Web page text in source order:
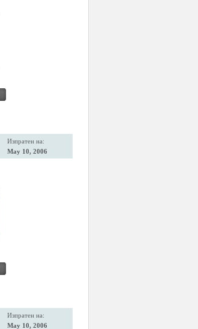
Изпратен на:
May 10, 2006
Изпратен на:
May 10, 2006